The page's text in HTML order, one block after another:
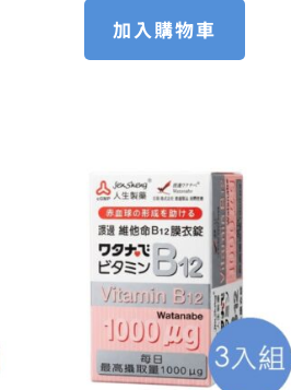
加入購物車
始
價
格：
NT$ 1,050。